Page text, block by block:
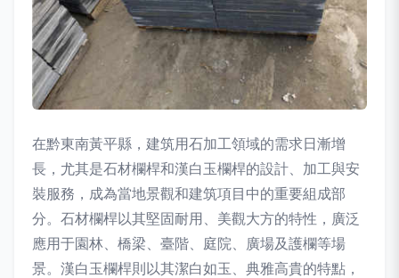
在黔東南黃平縣，建筑用石加工領域的需求日漸增
長，尤其是石材欄桿和漢白玉欄桿的設計、加工與安
裝服務，成為當地景觀和建筑項目中的重要組成部
分。石材欄桿以其堅固耐用、美觀大方的特性，廣泛
應用于園林、橋梁、臺階、庭院、廣場及護欄等場
景。漢白玉欄桿則以其潔白如玉、典雅高貴的特點，